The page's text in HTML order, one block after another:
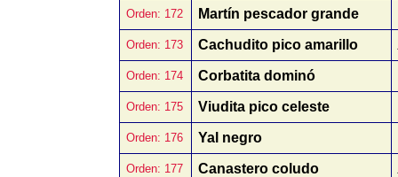
Orden: 172 Martín pescador grande
Orden: 173 Cachudito pico amarillo
Orden: 174 Corbatita dominó
Orden: 175 Viudita pico celeste
Orden: 176 Yal negro
Orden: 177 Canastero coludo